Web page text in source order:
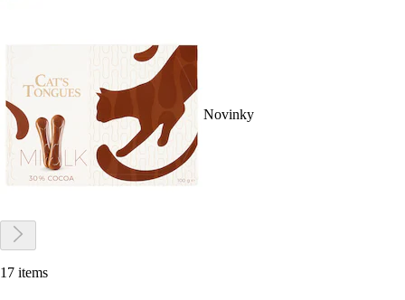
Novinky
17 items